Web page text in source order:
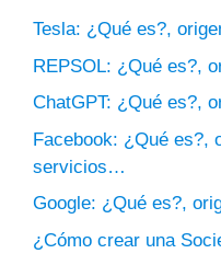
Tesla: ¿Qué es?,
REPSOL: ¿Qué es?,
ChatGPT: ¿Qué es?,
Facebook: ¿Qué es?,
servicios…
Google: ¿Qué es?,
¿Cómo crear una